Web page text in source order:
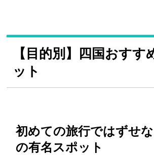
【目的別】四国おすす
ット
初めての旅行ではずせ
の有名スポット